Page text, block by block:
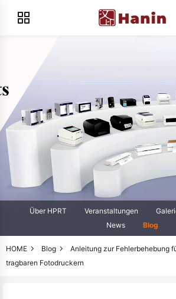
Über HPRT Veranstaltungen
News
Blog
HOME Blog
Anleitung zur Fehlerbehebung
tragbaren Fotodruckern